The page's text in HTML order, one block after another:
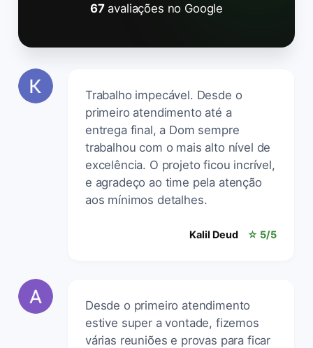
67avaliações no Google
Trabalho impecável. Desde o
primeiro atendimento até a
entrega final, a Dom sempre
trabalhou com o mais alto nível de
excelência. O projeto ficou incrível,
e agradeço ao time pela atenção
aos mínimos detalhes.
Kalil Deud ☆ 5/5
Desde o primeiro atendimento
estive super a vontade, fizemos
várias reuniões e provas para ficar